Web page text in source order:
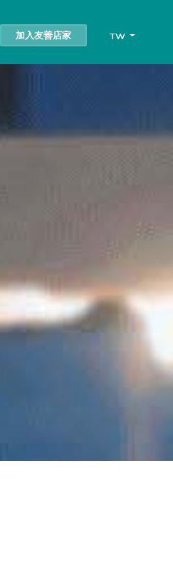
加入友善店家 TW